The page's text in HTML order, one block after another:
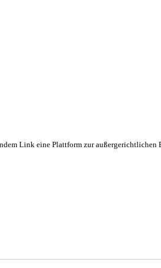
Link eine Plattform zur außergerichtlichen